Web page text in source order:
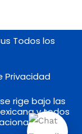
Todos los
Privacidad
rige bajo las
y todos